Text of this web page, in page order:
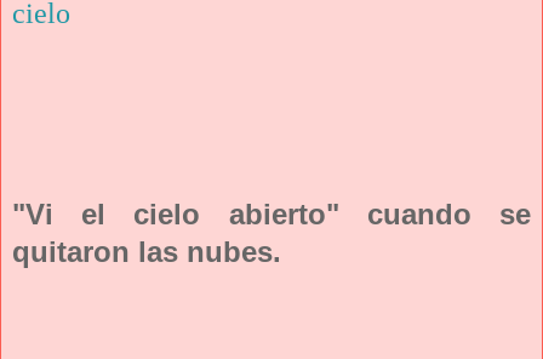
cielo
"Vi el cielo abierto" cuando se
quitaron las nubes.